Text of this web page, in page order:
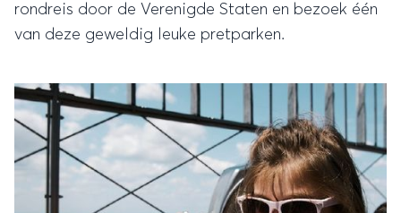
rondreis door de Verenigde Staten en bezoek één
van deze geweldig leuke pretparken.